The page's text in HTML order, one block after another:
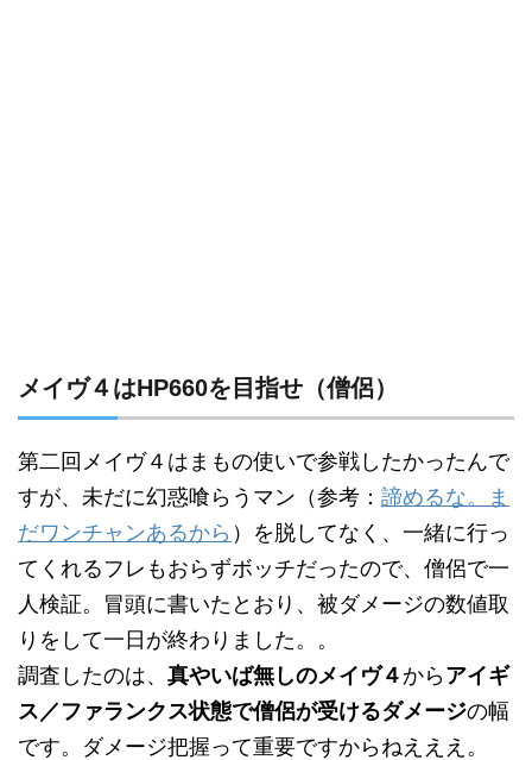
メイヴ４はHP660を目指せ（僧侶）
第二回メイヴ４はまもの使いで参戦したかったんで
すが、未だに幻惑喰らうマン（参考： 諦めるな。ま
だワンチャンあるから ）を脱してなく、一緒に行っ
てくれるフレもおらずボッチだったので、僧侶で一
人検証。冒頭に書いたとおり、被ダメージの数値取
りをして一日が終わりました。。
調査したのは、 真やいば無しのメイヴ４からアイギ
ス／ファランクス状態で僧侶が受けるダメージの幅
です。ダメージ把握って重要ですからねえええ。